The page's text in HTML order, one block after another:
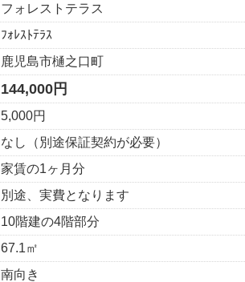
フォレストテラス
ﾌｫﾚｽﾄﾃﾗｽ
鹿児島市樋之口町
144,000円
5,000円
なし（別途保証契約が必要）
家賃の1ヶ月分
別途、実費となります
10階建の4階部分
67.1㎡
南向き